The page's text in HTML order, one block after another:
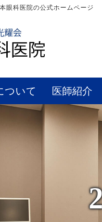
眼科医院の公式ホームページ
ついて 医師紹介